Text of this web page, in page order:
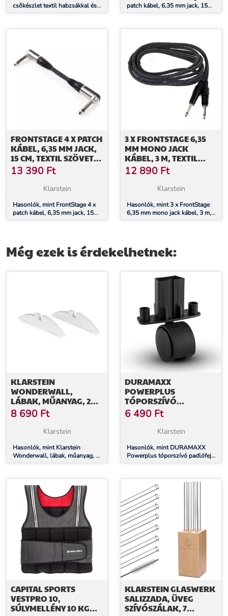
csőkészlet textil habzsákkal és
csatlakozóval
patch kábel, 6,35 mm jack, 15
cm, textil szövet bevonat,
FRONTSTAGE 4 X PATCH
KÁBEL, 6,35 MM JACK,
15 CM, TEXTIL SZÖVET
BEVONAT, SZÖGLETES
13 390 Ft
Klarstein
Hasonlók, mint FrontStage 4 x
patch kábel, 6,35 mm jack, 15
cm, textil szövet bevonat,
3 X FRONTSTAGE 6,35
MM MONO JACK
KÁBEL, 3 M, TEXTIL
SZÖVET BEVONAT,
FEKETE-FEHÉR
12 890 Ft
Klarstein
Hasonlók, mint 3 x FrontStage
6,35 mm mono jack kábel, 3 m,
textil szövet bevonat, fekete-
Még ezek is érdekelhetnek:
KLARSTEIN
WONDERWALL,
LÁBAK, MŰANYAG, 2
DARAB, TARTOZÉK
8 690 Ft
Klarstein
Hasonlók, mint Klarstein
Wonderwall, lábak, műanyag, 2
darab, tartozék
DURAMAXX
POWERPLUS
TÓPORSZÍVÓ
PADLÓFEJ KEREKEK, 4
DARAB,
PÓTALKATRÉSZ
6 490 Ft
Klarstein
Hasonlók, mint DURAMAXX
Powerplus tóporszívó padlófej
kerekek, 4 darab, pótalkatrész
CAPITAL SPORTS
VESTPRO 10,
SÚLYMELLÉNY 10 KG
KLARSTEIN GLASWERK
SALIZZADA, ÜVEG
SZÍVÓSZÁLAK, 7